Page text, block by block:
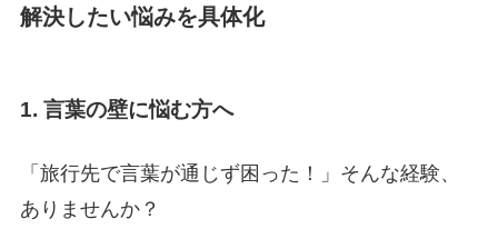
解決したい悩みを具体化
1. 言葉の壁に悩む方へ
「旅行先で言葉が通じず困った！」そんな経験、
ありませんか？